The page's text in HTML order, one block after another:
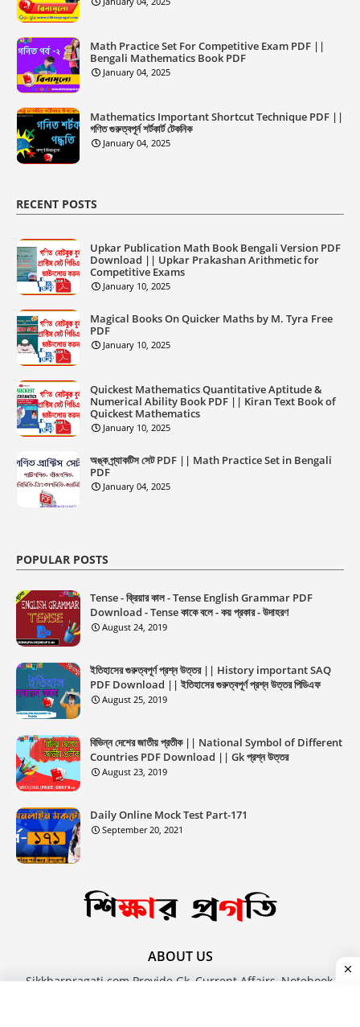
Math Practice Set For Competitive Exam PDF ||
Bengali Mathematics Book PDF
January 04, 2025
Mathematics Important Shortcut Technique PDF ||
গণিত গুরুত্বপূর্ন শর্টকার্ট টেকনিক
January 04, 2025
RECENT POSTS
Upkar Publication Math Book Bengali Version PDF
Download || Upkar Prakashan Arithmetic for
Competitive Exams
January 10, 2025
Magical Books On Quicker Maths by M. Tyra Free
PDF
January 10, 2025
Quickest Mathematics Quantitative Aptitude &
Numerical Ability Book PDF || Kiran Text Book of
Quickest Mathematics
January 10, 2025
অঙ্ক প্র্যাকটিস সেট PDF || Math Practice Set in Bengali
PDF
January 04, 2025
POPULAR POSTS
Tense - ক্রিয়ার কাল - Tense English Grammar PDF
Download - Tense কাকে বলে - কয় প্রকার - উদাহরণ
August 24, 2019
ইতিহাসের গুরুত্বপূর্ণ প্রশ্ন উত্তর || History important SAQ
PDF Download || ইতিহাসের গুরুত্বপূর্ণ প্রশ্ন উত্তর পিডিএফ
August 25, 2019
বিভিন্ন দেশের জাতীয় প্রতীক || National Symbol of Different
Countries PDF Download || Gk প্রশ্ন উত্তর
August 23, 2019
Daily Online Mock Test Part-171
September 20, 2021
ABOUT US
Sikkharpragati.com Provide Gk, Current Affairs, Notebook,